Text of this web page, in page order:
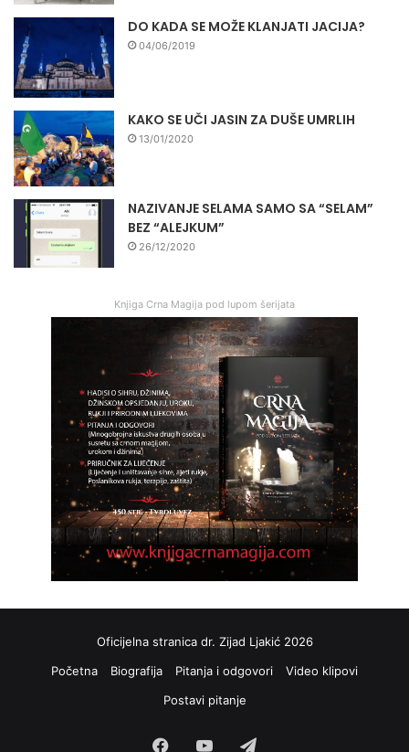
DO KADA SE MOŽE KLANJATI JACIJA?
04/06/2019
KAKO SE UČI JASIN ZA DUŠE UMRLIH
13/01/2020
NAZIVANJE SELAMA SAMO SA “SELAM”
BEZ “ALEJKUM”
26/12/2020
Knjiga Crna Magija pod lupom šerijata
Oficijelna stranica dr. Zijad Ljakić 2026
Početna
Biografija Pitanja i odgovori
Video klipovi
Postavi pitanje
FacebookYouTube